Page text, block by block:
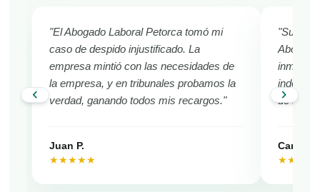
chevron_left
"El Abogado Laboral Petorca tomó mi
caso de despido injustificado. La
empresa mintió con las necesidades de
la empresa, y en tribunales probamos la
verdad, ganando todos mis recargos."
Juan P.
★★★★★
"Sufría
de
Camila
chevron_right